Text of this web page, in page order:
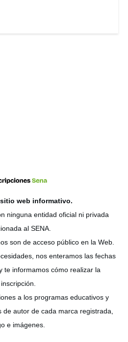
web informativo.
ninguna entidad oficial ni privada
al SENA.
son de acceso público en la Web.
nos enteramos las fechas
te informamos cómo realizar la
inscripción.
a los programas educativos y
autor de cada marca registrada,
e imágenes.